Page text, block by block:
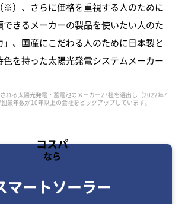
※）、さらに価格を重視する人のために
できるメーカーの製品を使いたい人のた
、国産にこだわる人のために日本製と
色を持った太陽光発電システムメーカー
れる太陽光発電・蓄電池のメーカー27社を選出し（2022年7
業年数が10年以上の会社をピックアップしています。
コスパ
なら
マートソーラー